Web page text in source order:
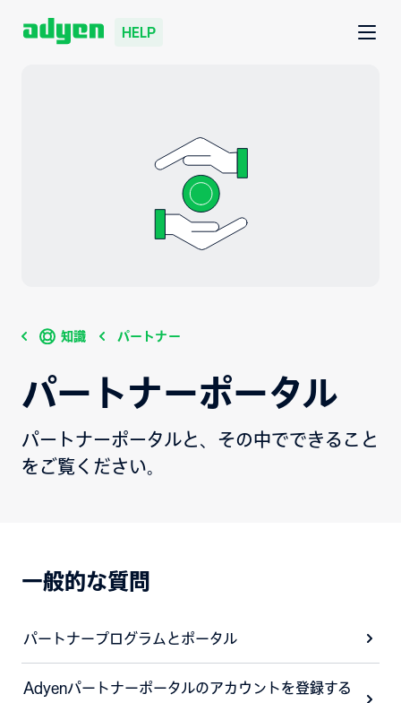
HELP
知識 パートナー
パートナーポータル
パートナーポータルと、その中でできること
をご覧ください。
一般的な質問
パートナープログラムとポータル
Adyenパートナーポータルのアカウントを登録する